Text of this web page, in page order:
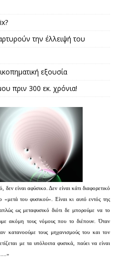
την έλλειψή του
εξουσία
πριν 300 εκ. χρόνια!
είναι αφύσικο. Δεν είναι κάτι διαφορετικό
του φυσικού». Είναι κι αυτό εντός της
ως μεταφυσικό διότι δε μπορούμε να το
ακόμη τους νόμους που το διέπουν. Όταν
κατανοούμε τους μηχανισμούς του και τον
με τα υπόλοιπα φυσικά, παύει να είναι